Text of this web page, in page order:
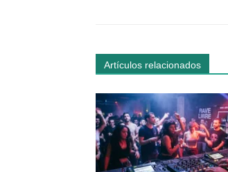
Artículos relacionados